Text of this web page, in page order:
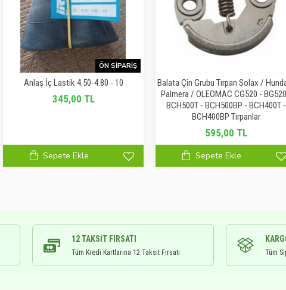
ÖN SIPARIŞ
Anlaş İç Lastik 4.50-4.80 - 10
345,00 TL
Sepete Ekle
Balata Çin Grubu Tırpan Solax /
Palmera / OLEOMAC CG520 -
BCH500T - BCH500BP - BCH400T -
BCH400BP Tırpanlar
595,00 TL
Sepete Ekle
12 TAKSIT FIRSATI
Tüm Kredi Kartlarına 12 Taksit Fırsatı Tüm